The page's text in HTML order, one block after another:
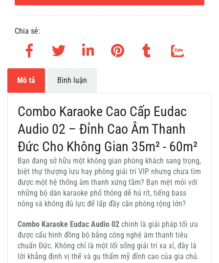
Chia sẻ:
Mô tả Bình luận
Combo Karaoke Cao Cấp Eudac
Audio 02 – Đỉnh Cao Âm Thanh
Đức Cho Không Gian 35m² - 60m²
Bạn đang sở hữu một không gian phòng khách sang trọng,
biệt thự thượng lưu hay phòng giải trí VIP nhưng chưa tìm
được một hệ thống âm thanh xứng tầm? Bạn mệt mỏi với
những bộ dàn karaoke phổ thông dễ hú rít, tiếng bass
nông và không đủ lực để lấp đầy căn phòng rộng lớn?
Combo Karaoke Eudac Audio 02 chính là giải pháp tối ưu
được cấu hình đồng bộ bằng công nghệ âm thanh tiêu
chuẩn Đức. Không chỉ là một lối sống giải trí xa xỉ, đây là
lời khẳng định vị thế và gu thẩm mỹ đỉnh cao của gia chủ.